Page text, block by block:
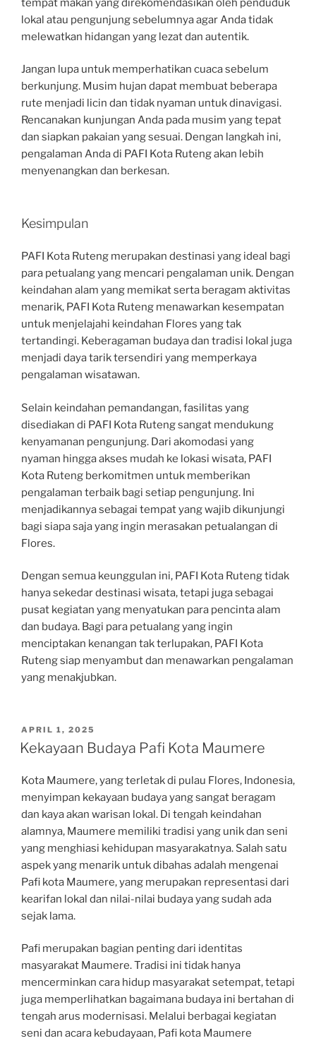
tempat makan yang direkomendasikan oleh penduduk
lokal atau pengunjung sebelumnya agar Anda tidak
melewatkan hidangan yang lezat dan autentik.
Jangan lupa untuk memperhatikan cuaca sebelum
berkunjung. Musim hujan dapat membuat beberapa
rute menjadi licin dan tidak nyaman untuk dinavigasi.
Rencanakan kunjungan Anda pada musim yang tepat
dan siapkan pakaian yang sesuai. Dengan langkah ini,
pengalaman Anda di PAFI Kota Ruteng akan lebih
menyenangkan dan berkesan.
Kesimpulan
PAFI Kota Ruteng merupakan destinasi yang ideal bagi
para petualang yang mencari pengalaman unik. Dengan
keindahan alam yang memikat serta beragam aktivitas
menarik, PAFI Kota Ruteng menawarkan kesempatan
untuk menjelajahi keindahan Flores yang tak
tertandingi. Keberagaman budaya dan tradisi lokal juga
menjadi daya tarik tersendiri yang memperkaya
pengalaman wisatawan.
Selain keindahan pemandangan, fasilitas yang
disediakan di PAFI Kota Ruteng sangat mendukung
kenyamanan pengunjung. Dari akomodasi yang
nyaman hingga akses mudah ke lokasi wisata, PAFI
Kota Ruteng berkomitmen untuk memberikan
pengalaman terbaik bagi setiap pengunjung. Ini
menjadikannya sebagai tempat yang wajib dikunjungi
bagi siapa saja yang ingin merasakan petualangan di
Flores.
Dengan semua keunggulan ini, PAFI Kota Ruteng tidak
hanya sekedar destinasi wisata, tetapi juga sebagai
pusat kegiatan yang menyatukan para pencinta alam
dan budaya. Bagi para petualang yang ingin
menciptakan kenangan tak terlupakan, PAFI Kota
Ruteng siap menyambut dan menawarkan pengalaman
yang menakjubkan.
POSTED
ON
APRIL 1, 2025
Kekayaan Budaya Pafi Kota Maumere
Kota Maumere, yang terletak di pulau Flores, Indonesia,
menyimpan kekayaan budaya yang sangat beragam
dan kaya akan warisan lokal. Di tengah keindahan
alamnya, Maumere memiliki tradisi yang unik dan seni
yang menghiasi kehidupan masyarakatnya. Salah satu
aspek yang menarik untuk dibahas adalah mengenai
Pafi kota Maumere, yang merupakan representasi dari
kearifan lokal dan nilai-nilai budaya yang sudah ada
sejak lama.
Pafi merupakan bagian penting dari identitas
masyarakat Maumere. Tradisi ini tidak hanya
mencerminkan cara hidup masyarakat setempat, tetapi
juga memperlihatkan bagaimana budaya ini bertahan di
tengah arus modernisasi. Melalui berbagai kegiatan
seni dan acara kebudayaan, Pafi kota Maumere